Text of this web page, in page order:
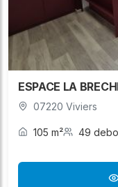
ESPACE LA
07220 Viviers
105 m² 49